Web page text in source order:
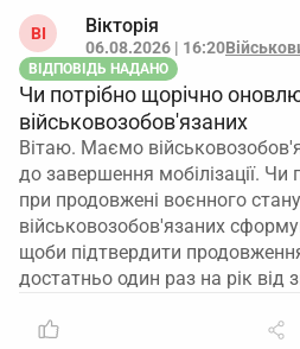
ВІ Вікторія
06.08.2026 | 16:20
ВІДПОВІДЬ НАДАНО
Чи потрібно щорічно
військовозобов'язаних
Вітаю. Маємо
до завершення мобілізації. Чи
при продовжені воєнного
військовозобов'язаних
щоби підтвердити
достатньо один раз на рік від